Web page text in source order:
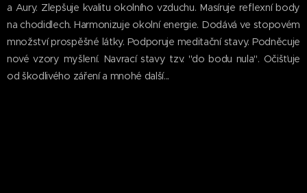
a Aury. Zlepšuje kvalitu okolního vzduchu. Masíruje reflexní body
na chodidlech. Harmonizuje okolní energie. Dodává ve stopovém
množství prospěšné látky. Podporuje meditační stavy. Podněcuje
nové vzory myšlení. Navrací stavy tzv. "do bodu nula". Očišťuje
od škodlivého záření a mnohé další...